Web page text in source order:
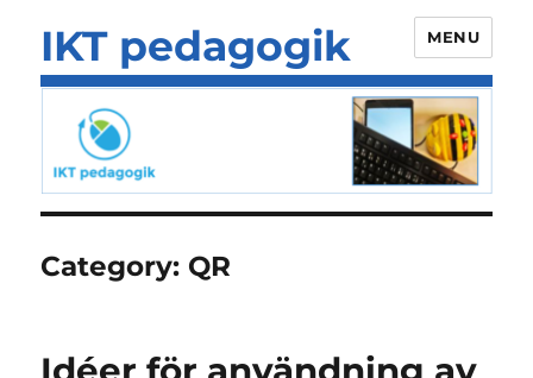
IKT pedagogik MENU
Category: QR